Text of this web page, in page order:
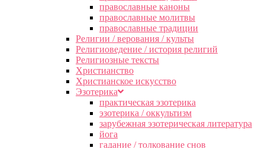
православные каноны
православные молитвы
православные традиции
Религии / верования / культы
Религиоведение / история религий
Религиозные тексты
Христианство
Христианское искусство
Эзотерика
практическая эзотерика
эзотерика / оккультизм
зарубежная эзотерическая литература
йога
гадание / толкование снов